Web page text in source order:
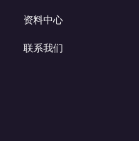
资料中心
联系我们